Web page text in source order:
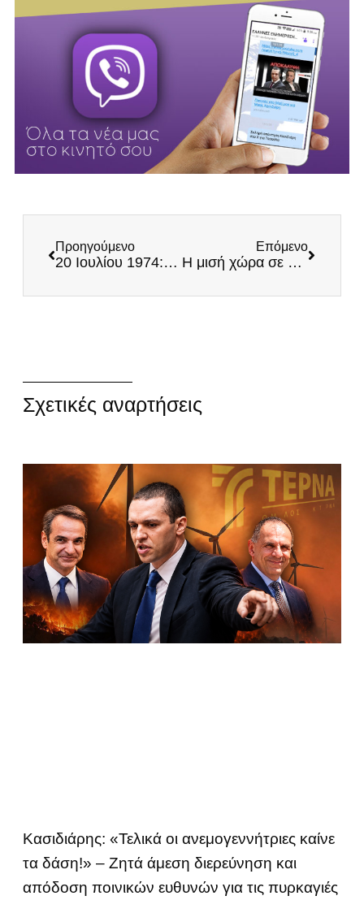
Προηγούμενο
20 Ιουλίου 1974: Το Εθνικό Κόμμα δεν ξεχνάει τον Κυπριακό Ελληνισμό!
Επόμενο
Η μισή χώρα σε πύρινο κλοιό και ο Μάκης Βορίδης… χορεύει σε νυχτερινό μαγαζί – Από τα τσεκούρια στα τσιφτετέλια
Σχετικές αναρτήσεις
Κασιδιάρης: «Τελικά οι ανεμογεννήτριες καίνε
τα δάση!» – Ζητά άμεση διερεύνηση και
απόδοση ποινικών ευθυνών για τις πυρκαγιές